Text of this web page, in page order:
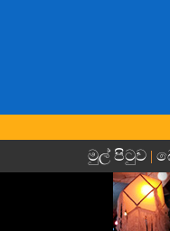
මුල් පිටුව |